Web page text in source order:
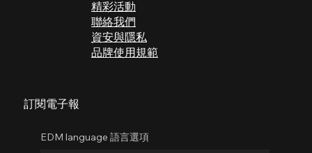
​精彩活動
聯絡我們
​​資安與隱私
品牌使用規範
訂閱電子報
EDM language 語言選項